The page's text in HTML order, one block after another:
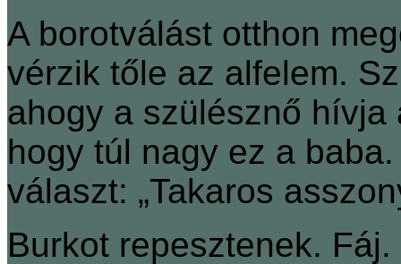
A borotválást otthon
vérzik tőle az alfelem.
ahogy a szülésznő
hogy túl nagy ez a
választ: „Takaros
Burkot repesztenek.